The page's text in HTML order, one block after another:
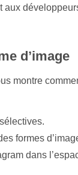
d’image
montre
formes
dans